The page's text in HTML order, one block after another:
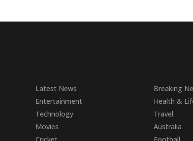
Latest News Breaking
Entertainment
Health &
Technology
Travel
Movies
Australia